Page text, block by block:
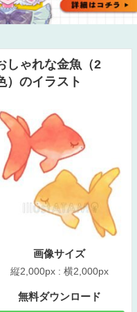
しゃれな金魚（2
）のイラスト
画像サイズ
縦2,000px : 横2,000px
無料ダウンロード